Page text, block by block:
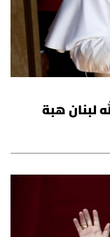
لبنان هبة